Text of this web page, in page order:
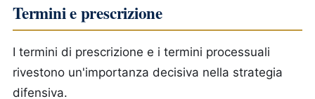
Termini e prescrizione
I termini di prescrizione e i termini processuali
rivestono un'importanza decisiva nella strategia
difensiva.